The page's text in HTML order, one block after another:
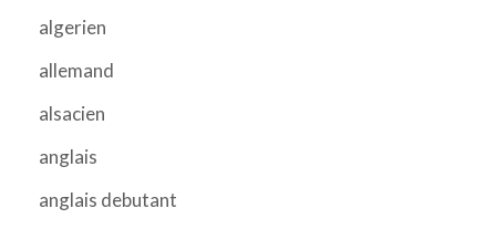
algerien
allemand
alsacien
anglais
anglais debutant